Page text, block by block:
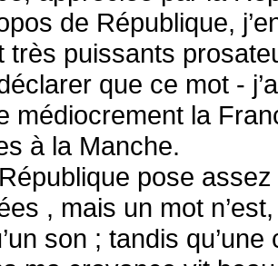
de République,
très puissants
que ce mot -
médiocrement la
à la Manche.
pose
, mais un mot
son ; tandis